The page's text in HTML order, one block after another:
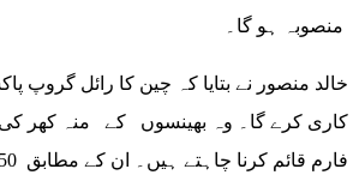
خالد منصور نے بتایا کہ چین کا رائل گروپ
کاری کرے گا۔ وہ بھینسوں کے منہ کھر